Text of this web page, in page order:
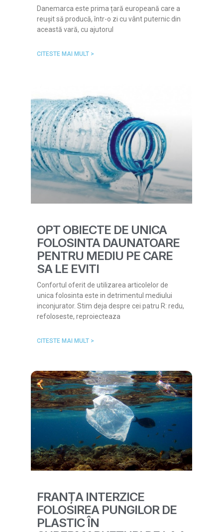
Danemarca este prima țară europeană care a
reușit să producă, într-o zi cu vânt puternic din
această vară, cu ajutorul
CITESTE MAI MULT >
OPT OBIECTE DE UNICA
FOLOSINTA DAUNATOARE
PENTRU MEDIU PE CARE
SA LE EVITI
Confortul oferit de utilizarea articolelor de
unica folosinta este in detrimentul mediului
inconjurator. Stim deja despre cei patru R: redu,
refoloseste, reproiecteaza
CITESTE MAI MULT >
FRANȚA INTERZICE
FOLOSIREA PUNGILOR DE
PLASTIC ÎN